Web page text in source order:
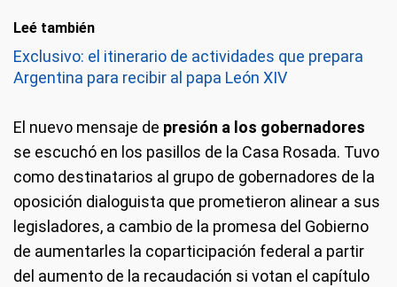
Leé también
Exclusivo: el itinerario de actividades que prepara
Argentina para recibir al papa León XIV
El nuevo mensaje de presión a los gobernadores
se escuchó en los pasillos de la Casa Rosada. Tuvo
como destinatarios al grupo de gobernadores de la
oposición dialoguista que prometieron alinear a sus
legisladores, a cambio de la promesa del Gobierno
de aumentarles la coparticipación federal a partir
del aumento de la recaudación si votan el capítulo